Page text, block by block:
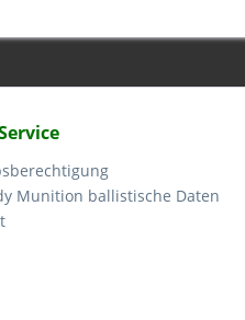
Munition ballistische Daten